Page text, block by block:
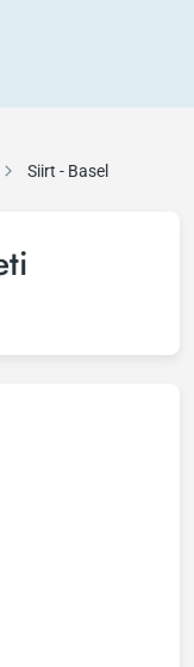
Siirt - Basel